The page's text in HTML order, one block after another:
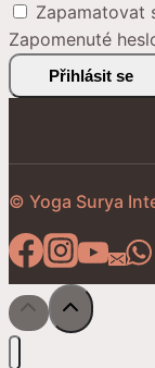
Zapamatovat
Zapomenuté
Přihlásit se
© Yoga Surya